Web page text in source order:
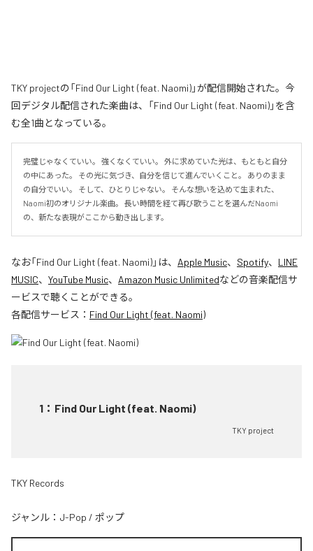
TKY projectの「Find Our Light (feat. Naomi)」が配信開始された。今
回デジタル配信された楽曲は、「Find Our Light (feat. Naomi)」を含
む全1曲となっている。
完璧じゃなくていい。 強くなくていい。 外に求めていた光は、もともと自分
の中にあった。 その光に気づき、自分を信じて進んでいくこと。 ありのまま
の自分でいい。 そして、ひとりじゃない。 そんな想いを込めて生まれた、
Naomi初のオリジナル楽曲。 長い時間を経て再び歌うことを選んだNaomi
の、新たな表現がここから動き出します。
なお「Find Our Light (feat. Naomi)」は、 Apple Music、 Spotify、 LINE
MUSIC、 YouTube Music、 Amazon Music Unlimitedなどの音楽配信サ
ービスで聴くことができる。
各配信サービス： Find Our Light (feat. Naomi)
1 ： Find Our Light (feat. Naomi)
TKY project
TKY Records
ジャンル： J-Pop / ポップ